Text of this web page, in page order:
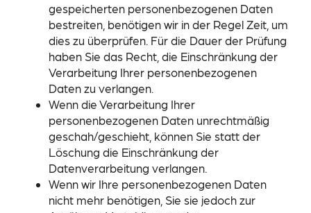
gespeicherten personenbezogenen Daten
bestreiten, benötigen wir in der Regel Zeit, um
dies zu überprüfen. Für die Dauer der Prüfung
haben Sie das Recht, die Einschränkung der
Verarbeitung Ihrer personenbezogenen
Daten zu verlangen.
Wenn die Verarbeitung Ihrer
personenbezogenen Daten unrechtmäßig
geschah/geschieht, können Sie statt der
Löschung die Einschränkung der
Datenverarbeitung verlangen.
Wenn wir Ihre personenbezogenen Daten
nicht mehr benötigen, Sie sie jedoch zur